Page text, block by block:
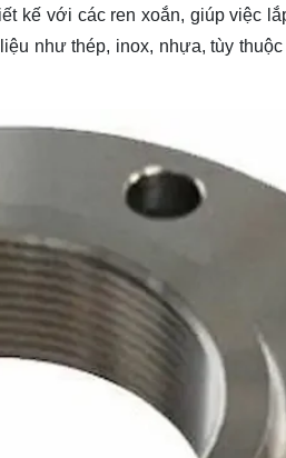
kế với các ren xoắn, giúp việc
như thép, inox, nhựa, tùy thuộc